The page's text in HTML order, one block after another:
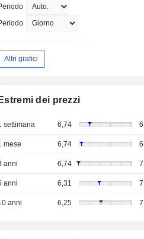
Altri grafici
Estremi dei prezzi
settimana 6,74
mese 6,74
anni 6,74
anni 6,31
anni 6,25